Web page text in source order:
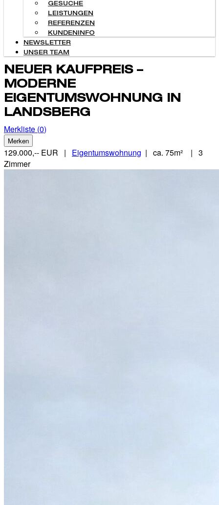
GESUCHE
LEISTUNGEN
REFERENZEN
KUNDENINFO
NEWSLETTER
UNSER TEAM
NEUER KAUFPREIS –
MODERNE
EIGENTUMSWOHNUNG IN
LANDSBERG
Merkliste (0)
Merken
129.000,-- EUR | Eigentumswohnung | ca. 75m² | 3
Zimmer